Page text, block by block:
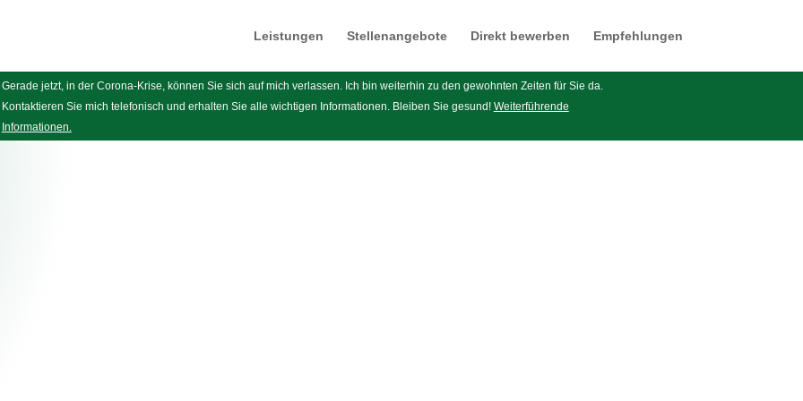
Leistungen Stellenangebote Direkt bewerben Empfehlungen
Gerade jetzt, in der Corona-Krise, können Sie sich auf mich verlassen. Ich bin weiterhin zu den gewohnten Zeiten für Sie da.
Kontaktieren Sie mich telefonisch und erhalten Sie alle wichtigen Informationen. Bleiben Sie gesund! Weiterführende
Informationen.